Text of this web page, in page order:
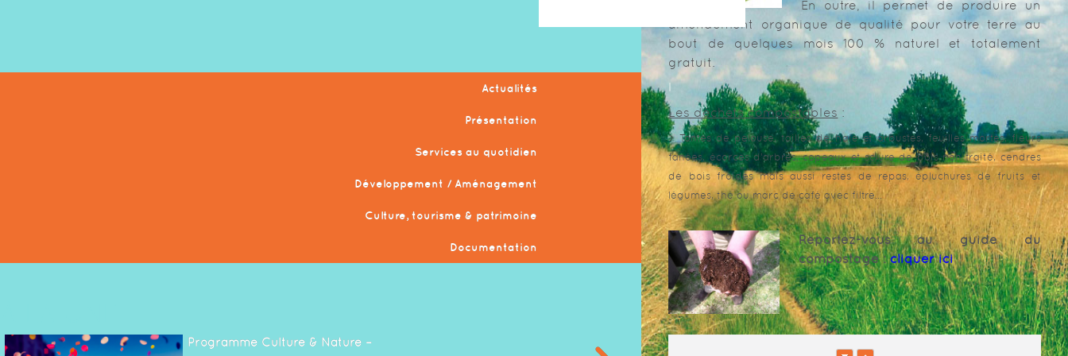
Actualités
Présentation
Services au quotidien
Développement / Aménagement
Culture, tourisme & patrimoine
Documentation
Programme Culture & Nature –
Déchèteries : consignes d’accès et
En outre, il permet de produire un
amendement organique de qualité pour votre terre au
bout de quelques mois 100 % naturel et totalement
gratuit.
l
Les déchets compostables :
> Tontes de pelouse, tailles de haie et arbustes, feuilles mortes, fleurs
fanées, écorces d’arbres, copeaux et sciure de bois non traité, cendres
de bois froides mais aussi restes de repas, épluchures de fruits et
légumes, thé ou marc de café avec filtre…
Reportez-vous au guide du
compostage :cliquer ici